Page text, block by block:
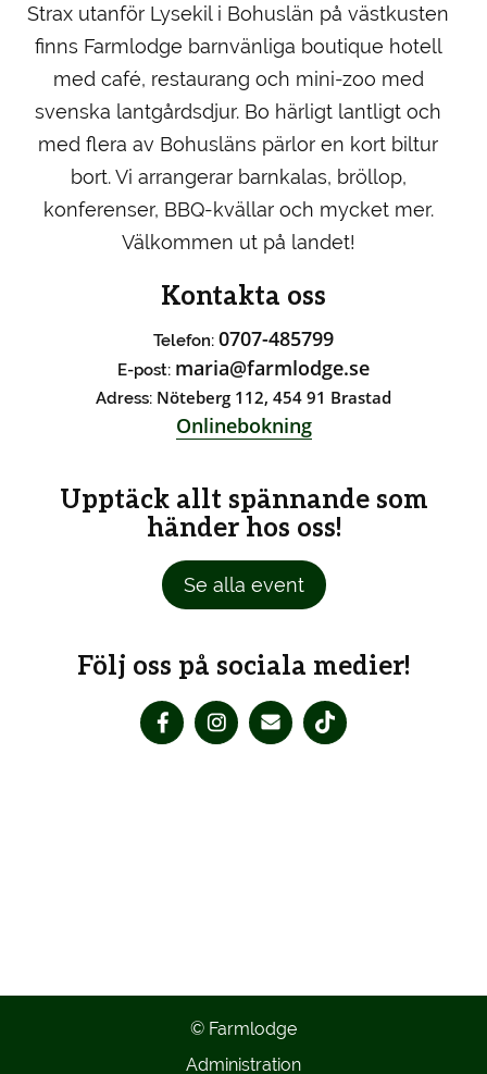
Strax utanför Lysekil i Bohuslän på västkusten
finns Farmlodge barnvänliga boutique hotell
med café, restaurang och mini-zoo med
svenska lantgårdsdjur. Bo härligt lantligt och
med flera av Bohusläns pärlor en kort biltur
bort. Vi arrangerar barnkalas, bröllop,
konferenser, BBQ-kvällar och mycket mer.
Välkommen ut på landet!
Kontakta oss
Telefon: 0707-485799
E-post: maria@farmlodge.se
Adress: Nöteberg 112, 454 91 Brastad
Onlinebokning
Upptäck allt spännande som
händer hos oss!
Se alla event
Följ oss på sociala medier!
© Farmlodge
Administration